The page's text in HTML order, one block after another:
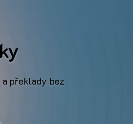
překlady bez